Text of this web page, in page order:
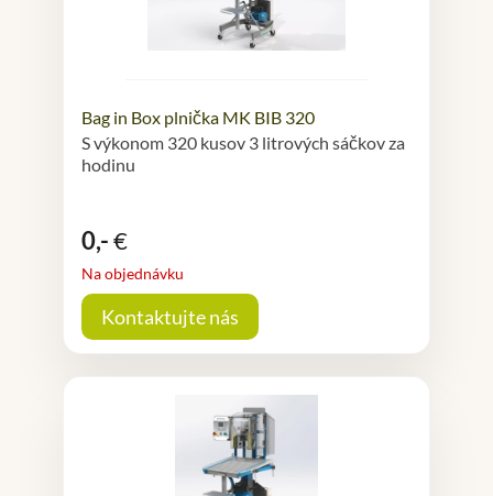
Bag in Box plnička MK BIB 320
S výkonom 320 kusov 3 litrových sáčkov za
hodinu
0,-€
Na objednávku
Kontaktujte nás